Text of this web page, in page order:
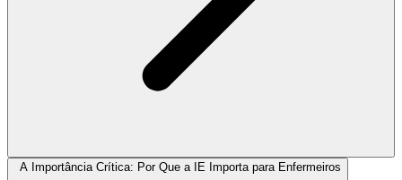
A Importância Crítica: Por Que a IE Importa para Enfermeiros